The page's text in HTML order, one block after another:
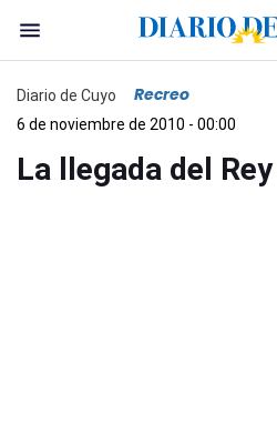
Diario de Cuyo Recreo
6 de noviembre de 2010 - 00:00
La llegada del